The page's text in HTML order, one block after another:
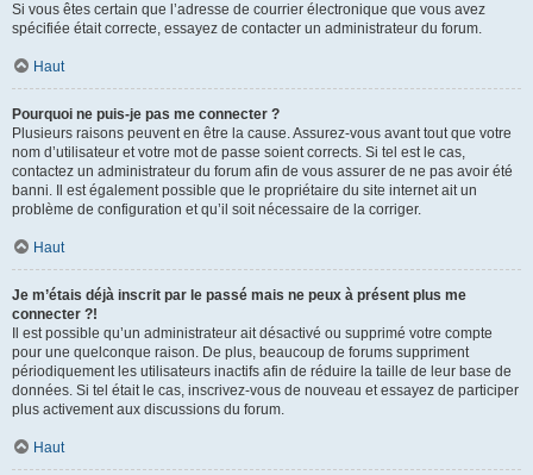
Si vous êtes certain que l’adresse de courrier électronique que vous avez
spécifiée était correcte, essayez de contacter un administrateur du forum.
Haut
Pourquoi ne puis-je pas me connecter ?
Plusieurs raisons peuvent en être la cause. Assurez-vous avant tout que votre
nom d’utilisateur et votre mot de passe soient corrects. Si tel est le cas,
contactez un administrateur du forum afin de vous assurer de ne pas avoir été
banni. Il est également possible que le propriétaire du site internet ait un
problème de configuration et qu’il soit nécessaire de la corriger.
Haut
Je m’étais déjà inscrit par le passé mais ne peux à présent plus me
connecter ?!
Il est possible qu’un administrateur ait désactivé ou supprimé votre compte
pour une quelconque raison. De plus, beaucoup de forums suppriment
périodiquement les utilisateurs inactifs afin de réduire la taille de leur base de
données. Si tel était le cas, inscrivez-vous de nouveau et essayez de participer
plus activement aux discussions du forum.
Haut